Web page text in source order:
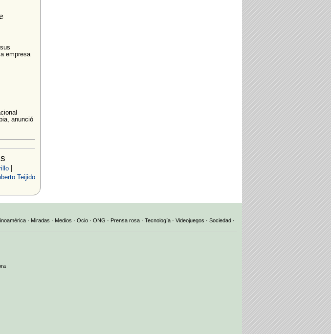
empresa
anunció
|
Teijido
· Miradas · Medios · Ocio · ONG · Prensa rosa · Tecnología · Videojuegos · Sociedad ·